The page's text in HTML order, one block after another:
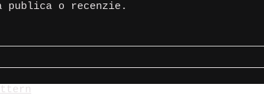
publica o recenzie.